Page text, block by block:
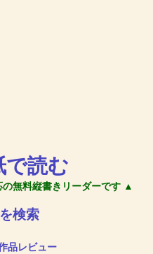
で読む
無料縦書きリーダーです ▲
検索
品レビュー